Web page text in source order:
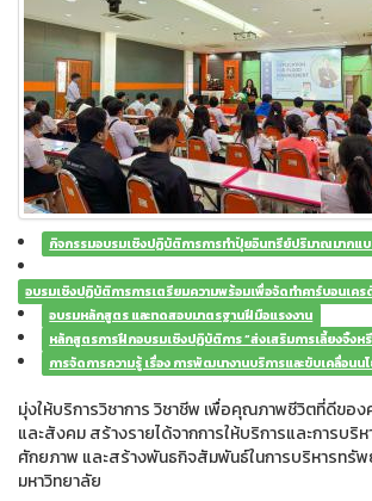
กิจกรรมอบรมเชิงปฏิบัติการการทำปุ๋ยอินทรีย์ปริมาณมากแ
อบรมเชิงปฏิบัติการการเตรียมความพร้อมเพื่อจัดทำคาร์บอนเค
อบรมหลักสูตร และทดสอบมาตรฐานฝีมือแรงงาน
หลักสูตรการฝึกอบรมเชิงปฏิบัติการ “ส่งเสริมการเลี้ยงจิ้งห
การจัดการความรู้ เรื่อง การพัฒนางานบริการและขับเคลื่อนน
มุ่งให้บริการวิชาการ วิชาชีพ เพื่อคุณภาพชีวิตที่ดีขอ
และสังคม สร้างรายได้จากการให้บริการและการบริ
ศักยภาพ และสร้างพันธกิจสัมพันธ์ในการบริหารทรั
มหาวิทยาลัย